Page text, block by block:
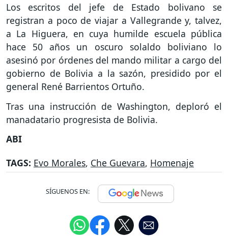
Los escritos del jefe de Estado bolivano se
registran a poco de viajar a Vallegrande y, talvez,
a La Higuera, en cuya humilde escuela pública
hace 50 años un oscuro solaldo boliviano lo
asesinó por órdenes del mando militar a cargo del
gobierno de Bolivia a la sazón, presidido por el
general René Barrientos Ortuño.
Tras una instrucción de Washington, deploró el
manadatario progresista de Bolivia.
ABI
TAGS: Evo Morales, Che Guevara, Homenaje
SÍGUENOS EN: